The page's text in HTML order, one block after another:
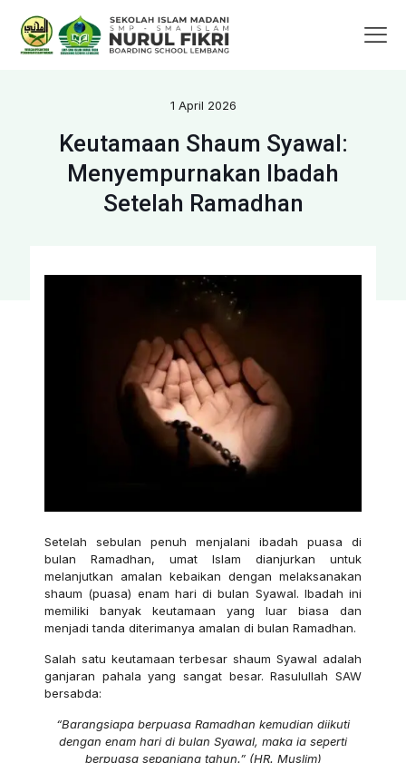
1 April 2026
Keutamaan Shaum Syawal:
Menyempurnakan Ibadah
Setelah Ramadhan
Setelah sebulan penuh menjalani ibadah puasa di
bulan Ramadhan, umat Islam dianjurkan untuk
melanjutkan amalan kebaikan dengan melaksanakan
shaum (puasa) enam hari di bulan Syawal. Ibadah ini
memiliki banyak keutamaan yang luar biasa dan
menjadi tanda diterimanya amalan di bulan Ramadhan.
Salah satu keutamaan terbesar shaum Syawal adalah
ganjaran pahala yang sangat besar. Rasulullah SAW
bersabda:
“Barangsiapa berpuasa Ramadhan kemudian diikuti
dengan enam hari di bulan Syawal, maka ia seperti
berpuasa sepanjang tahun.” (HR. Muslim)